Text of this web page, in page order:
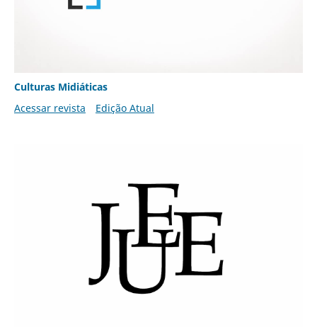
Culturas Midiáticas
Acessar revista
Edição Atual